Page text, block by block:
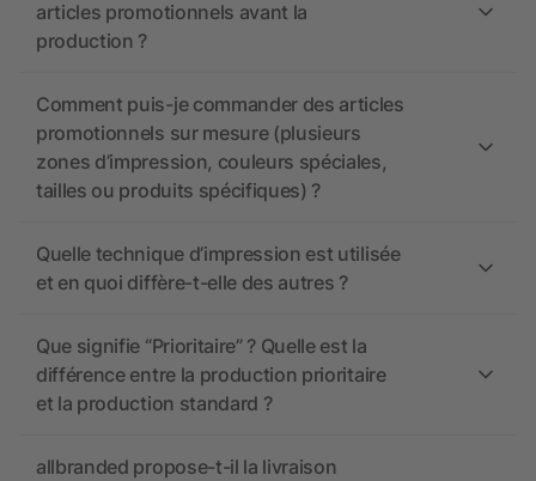
articles promotionnels avant la
production ?
Comment puis-je commander des articles
promotionnels sur mesure (plusieurs
zones d’impression, couleurs spéciales,
tailles ou produits spécifiques) ?
Quelle technique d’impression est utilisée
et en quoi diffère-t-elle des autres ?
Que signifie “Prioritaire” ? Quelle est la
différence entre la production prioritaire
et la production standard ?
allbranded propose-t-il la livraison